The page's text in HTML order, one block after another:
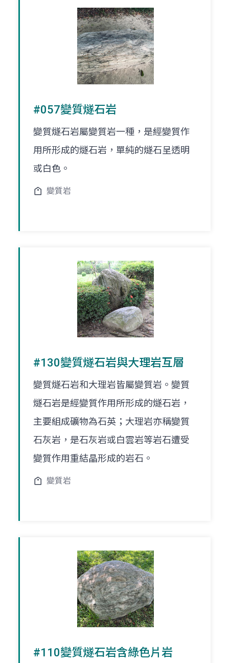
#057變質燧石岩
變質燧石岩屬變質岩一種，是經變質作
用所形成的燧石岩，單純的燧石呈透明
或白色。
變質岩
#130變質燧石岩與大理岩互層
變質燧石岩和大理岩皆屬變質岩。變質
燧石岩是經變質作用所形成的燧石岩，
主要組成礦物為石英；大理岩亦稱變質
石灰岩，是石灰岩或白雲岩等岩石遭受
變質作用重結晶形成的岩石。
變質岩
#110變質燧石岩含綠色片岩